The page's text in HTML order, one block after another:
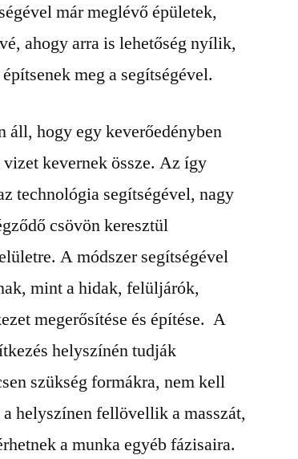
már meglévő épületek,
ahogy arra is lehetőség nyílik,
meg a segítségével.
áll, hogy egy keverőedényben
kevernek össze. Az így
technológia segítségével, nagy
csövön keresztül
A módszer segítségével
mint a hidak, felüljárók,
megerősítése és építése. A
helyszínén tudják
szükség formákra, nem kell
helyszínen fellövellik a masszát,
a munka egyéb fázisaira.